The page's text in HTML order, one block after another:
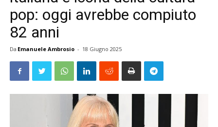
pop: oggi avrebbe compiuto
82 anni
Da Emanuele Ambrosio - 18 Giugno 2025